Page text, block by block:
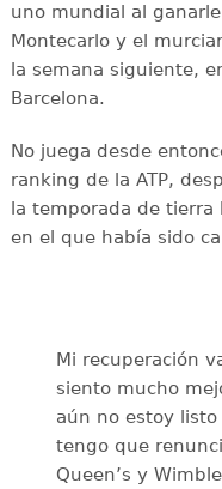
uno mundial al
Montecarlo y el
la semana siguiente,
Barcelona.
No juega desde
ranking de la ATP,
la temporada de tierra
en el que había sido
Mi recuperación
siento mucho
aún no estoy
tengo que
Queen’s y